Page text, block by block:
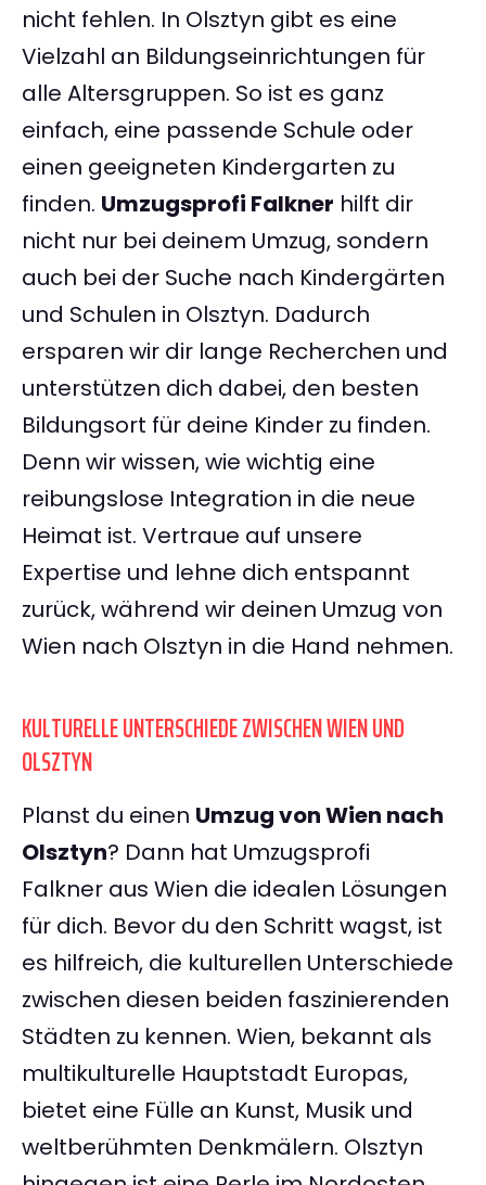
nicht fehlen. In Olsztyn gibt es eine
Vielzahl an Bildungseinrichtungen für
alle Altersgruppen. So ist es ganz
einfach, eine passende Schule oder
einen geeigneten Kindergarten zu
finden. Umzugsprofi Falkner hilft dir
nicht nur bei deinem Umzug, sondern
auch bei der Suche nach Kindergärten
und Schulen in Olsztyn. Dadurch
ersparen wir dir lange Recherchen und
unterstützen dich dabei, den besten
Bildungsort für deine Kinder zu finden.
Denn wir wissen, wie wichtig eine
reibungslose Integration in die neue
Heimat ist. Vertraue auf unsere
Expertise und lehne dich entspannt
zurück, während wir deinen Umzug von
Wien nach Olsztyn in die Hand nehmen.
KULTURELLE UNTERSCHIEDE ZWISCHEN WIEN UND
OLSZTYN
Planst du einen Umzug von Wien nach
Olsztyn? Dann hat Umzugsprofi
Falkner aus Wien die idealen Lösungen
für dich. Bevor du den Schritt wagst, ist
es hilfreich, die kulturellen Unterschiede
zwischen diesen beiden faszinierenden
Städten zu kennen. Wien, bekannt als
multikulturelle Hauptstadt Europas,
bietet eine Fülle an Kunst, Musik und
weltberühmten Denkmälern. Olsztyn